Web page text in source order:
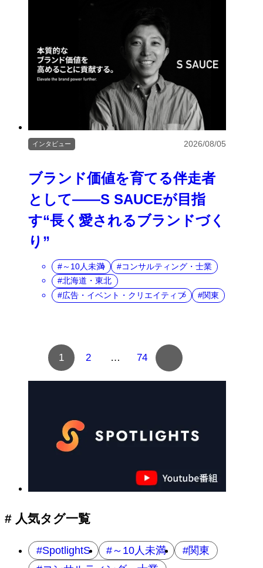
ブランド価値を育てる伴走者
として――S SAUCEが目指
す“長く愛されるブランドづく
り”
インタビュー 2026/08/05
～10人未満
コンサルティング・士業
北海道・東北
広告・イベント・クリエイティブ
関東
ョ
1 2 … 74
# 人気タグ一覧
SpotlightS ～10人未満
関東